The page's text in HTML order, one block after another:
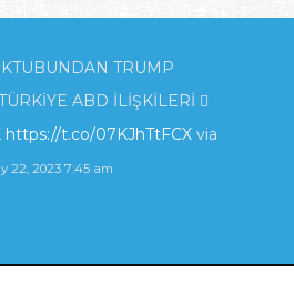
TRUMP
ABD İLİŞKİLERİ 
https://t.co/07KJhTtFCX via
22, 2023 7:45 am
t.co/zTcmJSrl3Ivia